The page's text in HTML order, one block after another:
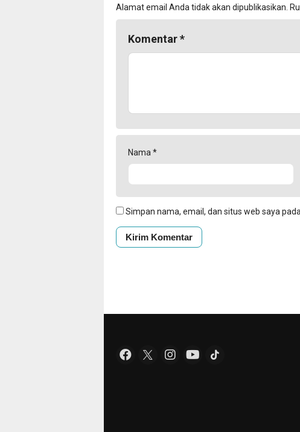
Alamat email Anda tidak akan dipublikasikan.
Komentar*
Nama*
Simpan nama, email, dan situs web saya